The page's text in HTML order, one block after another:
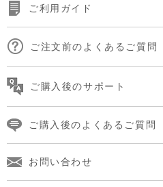
ご利用ガイド
ご注文前のよくあるご質問
ご購入後のサポート
ご購入後のよくあるご質問
お問い合わせ